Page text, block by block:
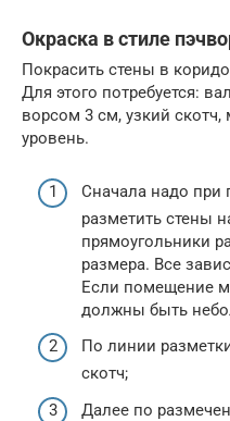
Окраска в стиле
Покрасить стены в
Для этого потребуется:
ворсом 3 см, узкий
уровень.
Сначала надо при
разметить стены
прямоугольники
размера. Все
Если помещение
должны быть
По линии
скотч;
Далее по